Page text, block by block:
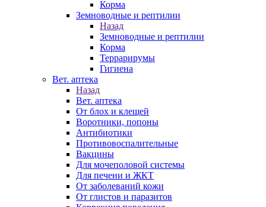
Корма
Земноводные и рептилии
Назад
Земноводные и рептилии
Корма
Террарирумы
Гигиена
Вет. аптека
Назад
Вет. аптека
От блох и клещей
Воротники, попоны
Антибиотики
Противовоспалительные
Вакцины
Для мочеполовой системы
Для печени и ЖКТ
От заболеваний кожи
От глистов и паразитов